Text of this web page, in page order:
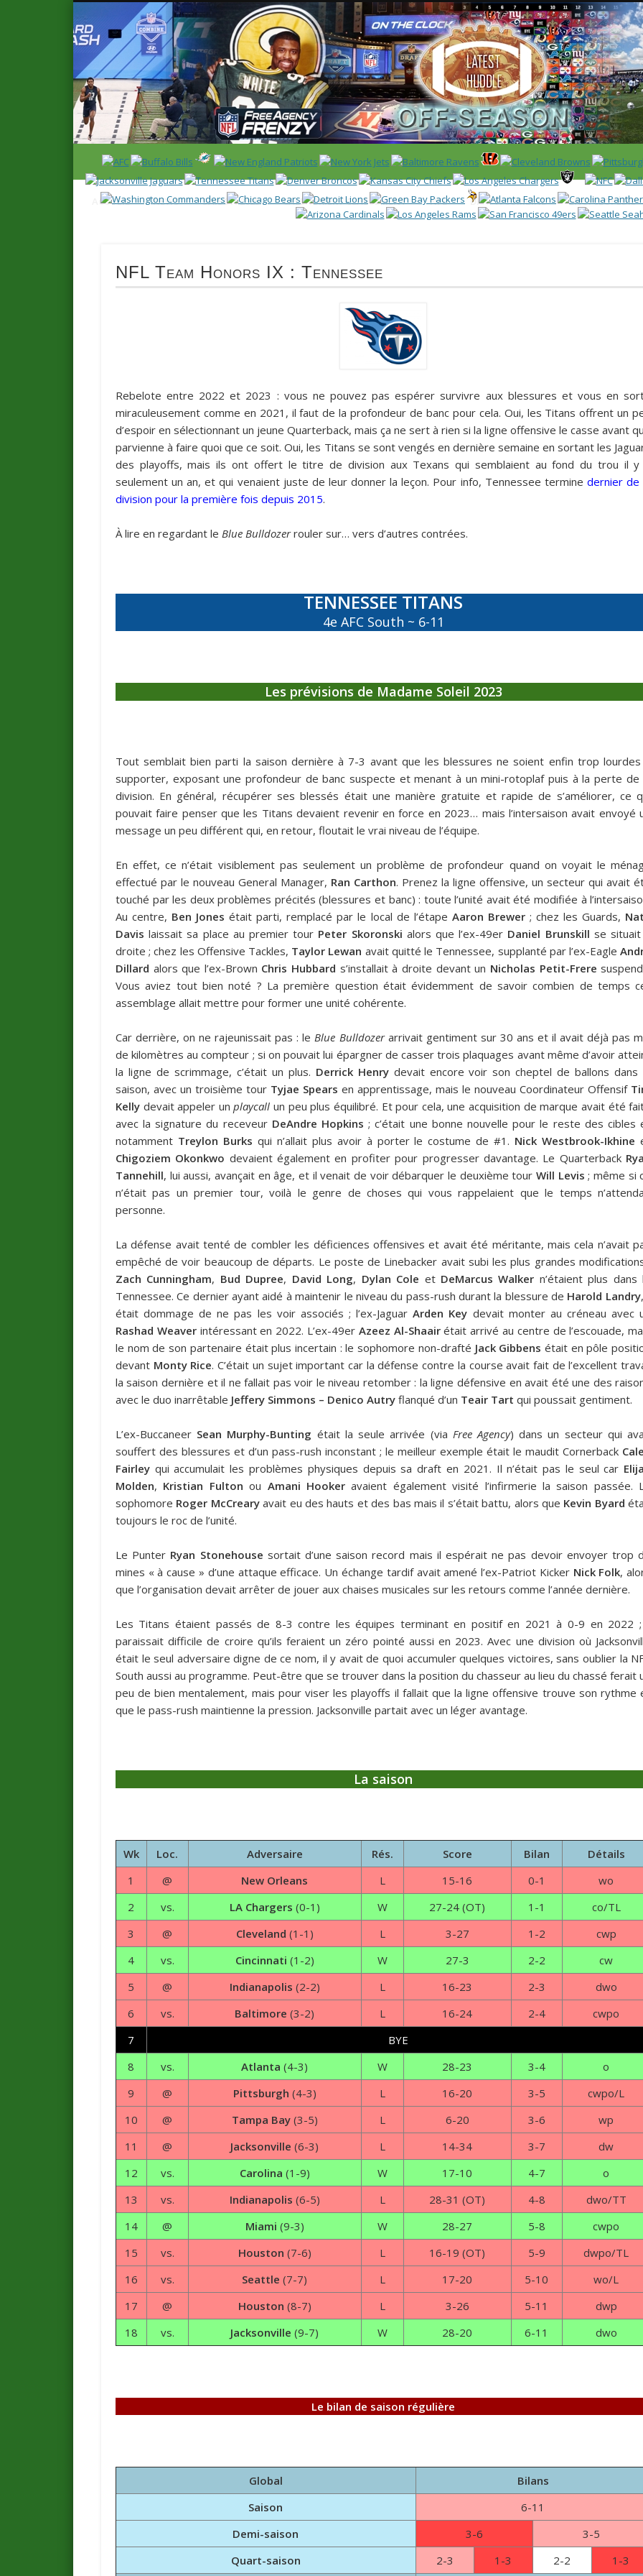
News en français sur la NFL et le Football Américain (Foot US)
ACCUEIL NEWS SAISON 2025 CALENDRIER / CLASSEMENT NFL DRAFT/COMBINE ENCYCLOPÉDIE
NFL Team Honors IX : Tennessee
Rebelote entre 2022 et 2023 : vous ne pouvez pas espérer survivre aux blessures et vous en
miraculeusement comme en 2021, il faut de la profondeur de banc pour cela. Oui, les Titans offrent un
d’espoir en sélectionnant un jeune Quarterback, mais ça ne sert à rien si la ligne offensive le casse avant
parvienne à faire quoi que ce soit. Oui, les Titans se sont vengés en dernière semaine en sortant les
des playoffs, mais ils ont offert le titre de division aux Texans qui semblaient au fond du trou il y
seulement un an, et qui venaient juste de leur donner la leçon. Pour info, Tennessee termine dernier de
division pour la première fois depuis 2015.
À lire en regardant le Blue Bulldozerrouler sur… vers d’autres contrées.
TENNESSEE TITANS
4e AFC South ~ 6-11
Les prévisions de Madame Soleil 2023
Tout semblait bien parti la saison dernière à 7-3 avant que les blessures ne soient enfin trop lourdes
supporter, exposant une profondeur de banc suspecte et menant à un mini-rotoplaf puis à la perte de
division. En général, récupérer ses blessés était une manière gratuite et rapide de s’améliorer, ce
pouvait faire penser que les Titans devaient revenir en force en 2023… mais l’intersaison avait envoyé
message un peu différent qui, en retour, floutait le vrai niveau de l’équipe.
En effet, ce n’était visiblement pas seulement un problème de profondeur quand on voyait le
effectué par le nouveau General Manager, Ran Carthon. Prenez la ligne offensive, un secteur qui avait
touché par les deux problèmes précités (blessures et banc) : toute l’unité avait été modifiée à
Au centre, Ben Jones était parti, remplacé par le local de l’étape Aaron Brewer; chez les Guards,
Davis laissait sa place au premier tour Peter Skoronski alors que l’ex-49er Daniel Brunskill se situait
droite ; chez les Offensive Tackles, Taylor Lewan avait quitté le Tennessee, supplanté par l’ex-Eagle
Dillard alors que l’ex-Brown Chris Hubbard s’installait à droite devant un Nicholas Petit-Frere
Vous aviez tout bien noté ? La première question était évidemment de savoir combien de temps
assemblage allait mettre pour former une unité cohérente.
Car derrière, on ne rajeunissait pas : leBlue Bulldozerarrivait gentiment sur 30 ans et il avait déjà pas
de kilomètres au compteur ; si on pouvait lui épargner de casser trois plaquages avant même d’avoir
la ligne de scrimmage, c’était un plus. Derrick Henrydevait encore voir son cheptel de ballons dans
saison, avec un troisième tour Tyjae Spears en apprentissage, mais le nouveau Coordinateur Offensif
Kellydevait appeler unplaycall un peu plus équilibré. Et pour cela, une acquisition de marque avait été
avec la signature du receveur DeAndre Hopkins ; c’était une bonne nouvelle pour le reste des cibles
notamment Treylon Burks qui n’allait plus avoir à porter le costume de #1. Nick Westbrook-Ikhine
Chigoziem Okonkwo devaient également en profiter pour progresser davantage. Le Quarterback
Tannehill, lui aussi, avançait en âge, et il venait de voir débarquer le deuxième tour Will Levis ; même si
n’était pas un premier tour, voilà le genre de choses qui vous rappelaient que le temps
personne.
La défense avait tenté de combler les déficiences offensives et avait été méritante, mais cela n’avait
empêché de voir beaucoup de départs. Le poste de Linebacker avait subi les plus grandes
Zach Cunningham, Bud Dupree, David Long, Dylan Cole et DeMarcus Walker n’étaient plus dans
Tennessee. Ce dernier ayant aidé à maintenir le niveau du pass-rush durant la blessure de Harold Landry
était dommage de ne pas les voir associés ; l’ex-JaguarArden Key devait monter au créneau avec
Rashad Weaverintéressant en 2022. L’ex-49er Azeez Al-Shaairétait arrivé au centre de l’escouade,
le nom de son partenaire était plus incertain : le sophomore non-drafté Jack Gibbens était en pôle
devant Monty Rice. C’était un sujet important car la défense contre la course avait fait de l’excellent
la saison dernière et il ne fallait pas voir le niveau retomber : la ligne défensive en avait été une des
avec le duo inarrêtable Jeffery Simmons – Denico Autryflanqué d’un Teair Tart qui poussait gentiment.
L’ex-Buccaneer Sean Murphy-Bunting était la seule arrivée (via Free Agency) dans un secteur qui
souffert des blessures et d’un pass-rush inconstant ; le meilleur exemple était le maudit Cornerback
Fairleyqui accumulait les problèmes physiques depuis sa draft en 2021. Il n’était pas le seul car
Molden, Kristian Fulton ou Amani Hookeravaient également visité l’infirmerie la saison passée.
sophomore Roger McCrearyavait eu des hauts et des bas mais il s’était battu, alors que Kevin Byard
toujours le roc de l’unité.
Le Punter Ryan Stonehouse sortait d’une saison record mais il espérait ne pas devoir envoyer trop
mines « à cause » d’une attaque efficace. Un échange tardif avait amené l’ex-Patriot Kicker Nick Folk,
que l’organisation devait arrêter de jouer aux chaises musicales sur les retours comme l’année dernière.
Les Titans étaient passés de 8-3 contre les équipes terminant en positif en 2021 à 0-9 en 2022
paraissait difficile de croire qu’ils feraient un zéro pointé aussi en 2023. Avec une division où
était le seul adversaire digne de ce nom, il y avait de quoi accumuler quelques victoires, sans oublier la
South aussi au programme. Peut-être que se trouver dans la position du chasseur au lieu du chassé ferait
peu de bien mentalement, mais pour viser les playoffs il fallait que la ligne offensive trouve son rythme
que le pass-rush maintienne la pression. Jacksonville partait avec un léger avantage.
La saison
Wk Loc. Adversaire Rés. Score Bilan
Détails
1
@ New Orleans L 15-16 0-1
wo
2
vs. LA Chargers (0-1) W 27-24 (OT) 1-1
co/TL
3
@ Cleveland (1-1) L 3-27 1-2
cwp
4
vs. Cincinnati (1-2) W 27-3 2-2
cw
5
@ Indianapolis (2-2) L 16-23 2-3
dwo
6
vs. Baltimore (3-2) L 16-24 2-4
cwpo
7
BYE
8
vs. Atlanta (4-3) W 28-23 3-4
o
9
@ Pittsburgh (4-3) L 16-20 3-5
cwpo/L
10
@ Tampa Bay(3-5) L 6-20 3-6
wp
11
@ Jacksonville (6-3) L 14-34 3-7
dw
12
vs. Carolina (1-9) W 17-10 4-7
o
13
vs. Indianapolis (6-5) L 28-31 (OT) 4-8
dwo/TT
14
@ Miami (9-3) W 28-27 5-8
cwpo
15
vs. Houston (7-6) L 16-19 (OT) 5-9
dwpo/TL
16
vs. Seattle (7-7) L 17-20 5-10
wo/L
17
@ Houston (8-7) L 3-26 5-11
dwp
18
vs. Jacksonville (9-7) W 28-20 6-11 dwo
Le bilan de saison régulière
Global
Bilans
Saison
6-11
Demi-saison
3-6
3-5
Quart-saison
2-3 1-3 2-2 1-3